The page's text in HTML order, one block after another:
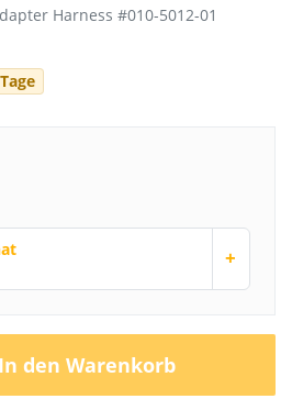
Harness #010-5012-01
+
In den Warenkorb